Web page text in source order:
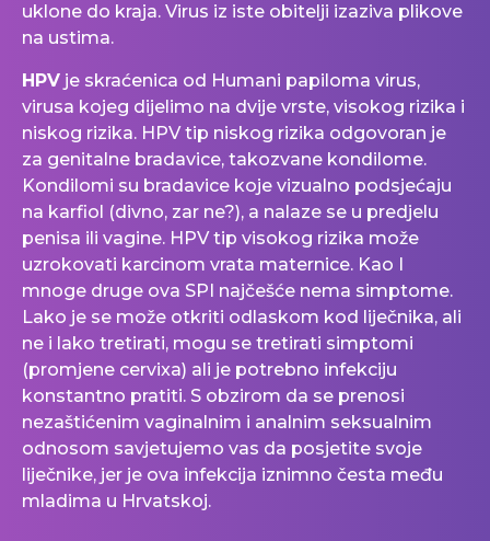
uklone do kraja. Virus iz iste obitelji izaziva plikove
na ustima.
HPV je skraćenica od Humani papiloma virus,
virusa kojeg dijelimo na dvije vrste, visokog rizika i
niskog rizika. HPV tip niskog rizika odgovoran je
za genitalne bradavice, takozvane kondilome.
Kondilomi su bradavice koje vizualno podsjećaju
na karfiol (divno, zar ne?), a nalaze se u predjelu
penisa ili vagine. HPV tip visokog rizika može
uzrokovati karcinom vrata maternice. Kao I
mnoge druge ova SPI najčešće nema simptome.
Lako je se može otkriti odlaskom kod liječnika, ali
ne i lako tretirati, mogu se tretirati simptomi
(promjene cervixa) ali je potrebno infekciju
konstantno pratiti. S obzirom da se prenosi
nezaštićenim vaginalnim i analnim seksualnim
odnosom savjetujemo vas da posjetite svoje
liječnike, jer je ova infekcija iznimno česta među
mladima u Hrvatskoj.